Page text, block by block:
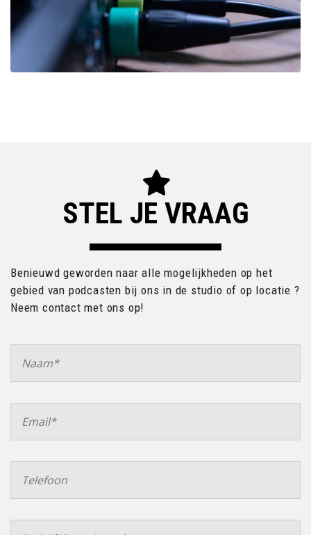
STEL JE VRAAG
Benieuwd geworden naar alle mogelijkheden op het
gebied van podcasten bij ons in de studio of op locatie ?
Neem contact met ons op!